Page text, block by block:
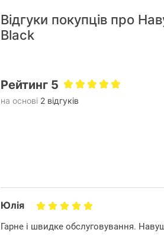
Наявність мікрофону: без
Колір:
Комплектація
Відгуки покупців про
Black
Рейтинг 5
на основі 2 відгуків
Юлія
Гарне і швидке обслуговування.